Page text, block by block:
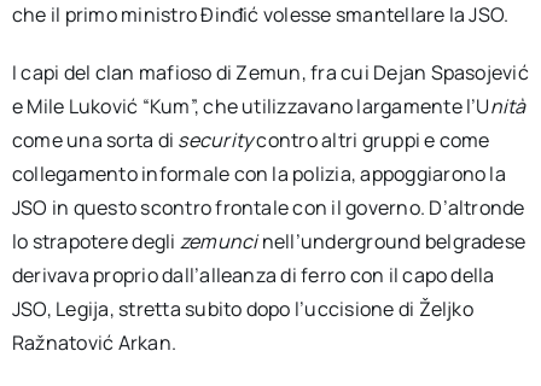
che il primo ministro Đinđić volesse smantellare la JSO.
I capi del clan mafioso di Zemun, fra cui Dejan Spasojević
e Mile Luković “Kum”, che utilizzavano largamente l’Unità
come una sorta di securitycontro altri gruppi e come
collegamento informale con la polizia, appoggiarono la
JSO in questo scontro frontale con il governo. D’altronde
lo strapotere degli zemuncinell’underground belgradese
derivava proprio dall’alleanza di ferro con il capo della
JSO, Legija, stretta subito dopo l’uccisione di Željko
Ražnatović Arkan.